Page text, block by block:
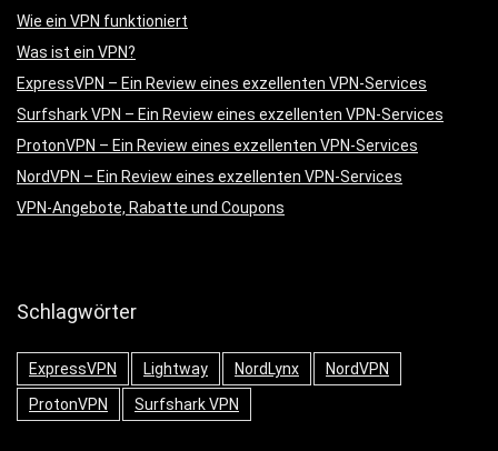
Wie ein VPN funktioniert
Was ist ein VPN?
ExpressVPN – Ein Review eines exzellenten VPN-Services
Surfshark VPN – Ein Review eines exzellenten VPN-Services
ProtonVPN – Ein Review eines exzellenten VPN-Services
NordVPN – Ein Review eines exzellenten VPN-Services
VPN-Angebote, Rabatte und Coupons
Schlagwörter
ExpressVPN Lightway NordLynx
NordVPN
ProtonVPN
Surfshark VPN